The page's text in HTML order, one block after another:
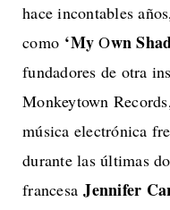
hace incontables
como ‘MyOwn
fundadores de otra
Monkeytown
música electrónica
durante las últimas
francesaJennifer